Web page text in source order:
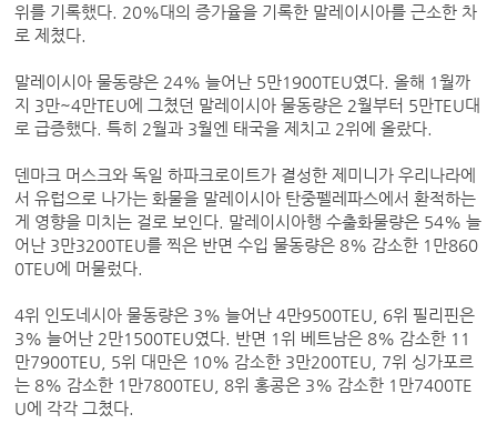
위를 기록했다. 20%대의 증가율을 기록한 말레이시아를 근소한 차
로 제쳤다.
말레이시아 물동량은 24% 늘어난 5만1900TEU였다. 올해 1월까
지 3만~4만TEU에 그쳤던 말레이시아 물동량은 2월부터 5만TEU대
로 급증했다. 특히 2월과 3월엔 태국을 제치고 2위에 올랐다.
덴마크 머스크와 독일 하파크로이트가 결성한 제미니가 우리나라에
서 유럽으로 나가는 화물을 말레이시아 탄중펠레파스에서 환적하는
게 영향을 미치는 걸로 보인다. 말레이시아행 수출화물량은 54% 늘
어난 3만3200TEU를 찍은 반면 수입 물동량은 8% 감소한 1만860
0TEU에 머물렀다.
4위 인도네시아 물동량은 3% 늘어난 4만9500TEU, 6위 필리핀은
3% 늘어난 2만1500TEU였다. 반면 1위 베트남은 8% 감소한 11
만7900TEU, 5위 대만은 10% 감소한 3만200TEU, 7위 싱가포르
는 8% 감소한 1만7800TEU, 8위 홍콩은 3% 감소한 1만7400TE
U에 각각 그쳤다.